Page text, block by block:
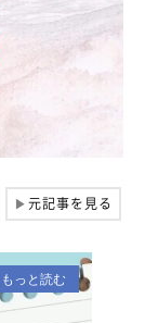
▶元記事を見る
もっと読む